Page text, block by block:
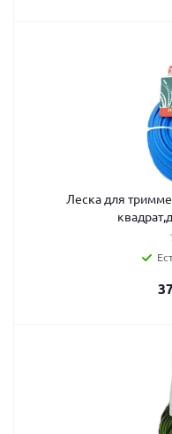
Леска для